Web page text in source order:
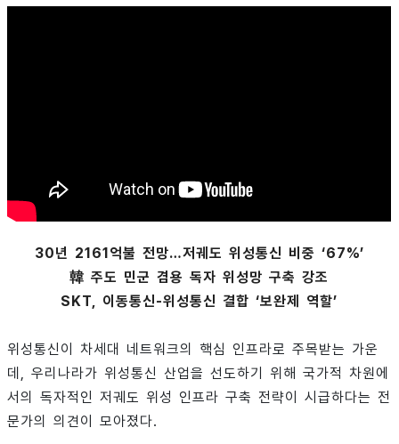
30년 2161억불 전망…저궤도 위성통신 비중 ‘67%’
韓 주도 민군 겸용 독자 위성망 구축 강조
SKT, 이동통신-위성통신 결합 ‘보완제 역할’
위성통신이 차세대 네트워크의 핵심 인프라로 주목받는 가운
데, 우리나라가 위성통신 산업을 선도하기 위해 국가적 차원에
서의 독자적인 저궤도 위성 인프라 구축 전략이 시급하다는 전
문가의 의견이 모아졌다.